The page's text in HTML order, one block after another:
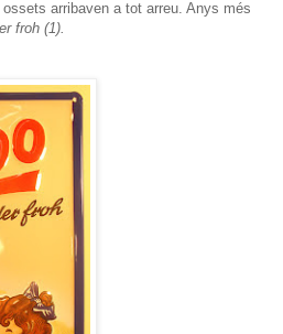
arribaven a tot arreu. Anys més
froh (1).